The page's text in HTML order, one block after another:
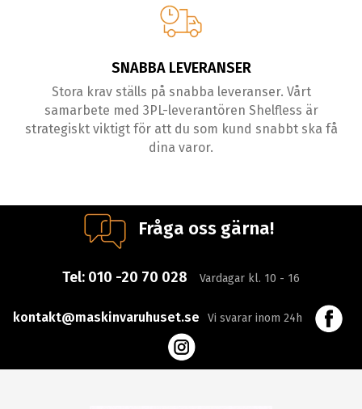
SNABBA LEVERANSER
Stora krav ställs på snabba leveranser. Vårt
samarbete med 3PL-leverantören Shelfless är
strategiskt viktigt för att du som kund snabbt ska få
dina varor.
Fråga oss gärna!
Tel: 010 -20 70 028 Vardagar kl. 10 - 16
kontakt@maskinvaruhuset.se Vi svarar inom 24h